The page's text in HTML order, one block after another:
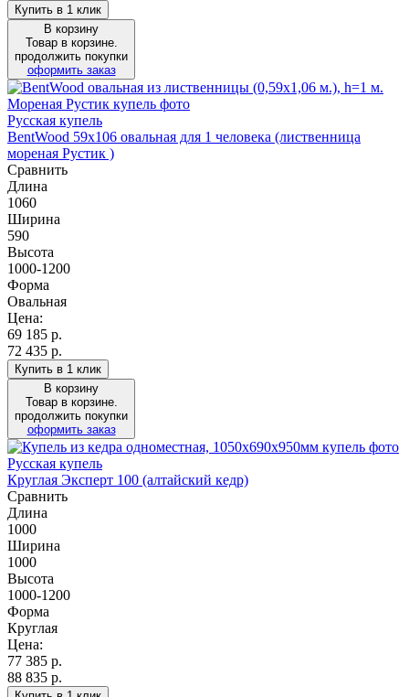
Купить в 1 клик
В корзину
Товар в корзине.
продолжить покупки
оформить заказ
Русская купель
BentWood 59х106 овальная для 1 человека (лиственница
мореная Рустик )
Сравнить
Длина
1060
Ширина
590
Высота
1000-1200
Форма
Овальная
Цена:
69 185 р.
72 435 р.
Купить в 1 клик
В корзину
Товар в корзине.
продолжить покупки
оформить заказ
Русская купель
Круглая Эксперт 100 (алтайский кедр)
Сравнить
Длина
1000
Ширина
1000
Высота
1000-1200
Форма
Круглая
Цена:
77 385 р.
88 835 р.